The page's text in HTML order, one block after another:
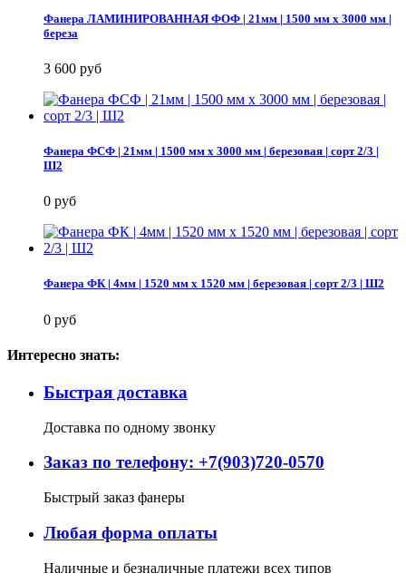
Фанера ЛАМИНИРОВАННАЯ ФОФ | 21мм | 1500 мм х 3000 мм |
береза
3 600 руб
Фанера ФСФ | 21мм | 1500 мм х 3000 мм | березовая | сорт 2/3 |
Ш2
0 руб
Фанера ФК | 4мм | 1520 мм х 1520 мм | березовая | сорт 2/3 | Ш2
0 руб
Интересно знать:
Быстрая доставка
Доставка по одному звонку
Заказ по телефону: +7(903)720-0570
Быстрый заказ фанеры
Любая форма оплаты
Наличные и безналичные платежи всех типов